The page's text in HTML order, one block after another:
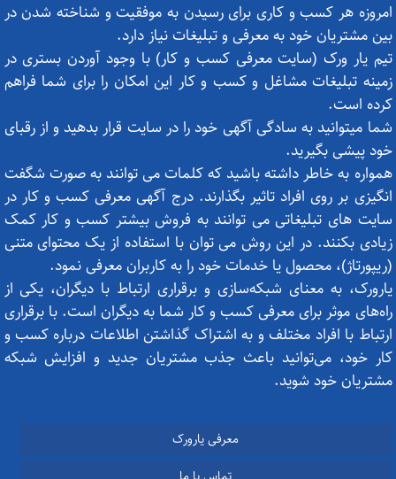
امروزه هر کسب و کاری برای رسیدن به موفقیت و شناخته شدن در
بین مشتریان خود به معرفی و تبلیغات نیاز دارد.
تیم یار ورک (سایت معرفی کسب و کار) با وجود آوردن بستری در
زمینه تبلیغات مشاغل و کسب و کار این امکان را برای شما فراهم
کرده است.
شما میتوانید به سادگی آگهی خود را در سایت قرار بدهید و از رقبای
خود پیشی بگیرید.
همواره به خاطر داشته باشید که کلمات می توانند به صورت شگفت
انگیزی بر روی افراد تاثیر بگذارند. درج آگهی معرفی کسب و کار در
سایت های تبلیغاتی می توانند به فروش بیشتر کسب و کار کمک
زیادی بکنند. در این روش می توان با استفاده از یک محتوای متنی
(ریپورتاژ)، محصول یا خدمات خود را به کاربران معرفی نمود.
یارورک، به معنای شبکه‌سازی و برقراری ارتباط با دیگران، یکی از
راه‌های موثر برای معرفی کسب و کار شما به دیگران است. با برقراری
ارتباط با افراد مختلف و به اشتراک گذاشتن اطلاعات درباره کسب و
کار خود، می‌توانید باعث جذب مشتریان جدید و افزایش شبکه
مشتریان خود شوید.
معرفی یارورک